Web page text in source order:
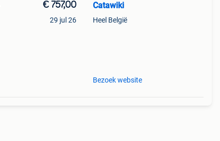
€ 757,00
29 jul 26
Catawiki
Heel België
Bezoek website